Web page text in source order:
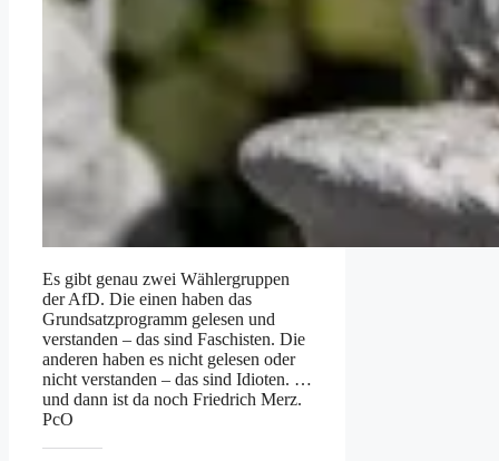
Es gibt genau zwei Wählergruppen
der AfD. Die einen haben das
Grundsatzprogramm gelesen und
verstanden – das sind Faschisten. Die
anderen haben es nicht gelesen oder
nicht verstanden – das sind Idioten. …
und dann ist da noch Friedrich Merz.
PcO